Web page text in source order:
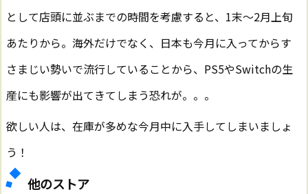
として店頭に並ぶまでの時間を考慮すると、1末～2月上旬
あたりから。海外だけでなく、日本も今月に入ってからす
さまじい勢いで流行していることから、PS5やSwitchの生
産にも影響が出てきてしまう恐れが。。。
欲しい人は、在庫が多めな今月中に入手してしまいましょ
う！
他のストア